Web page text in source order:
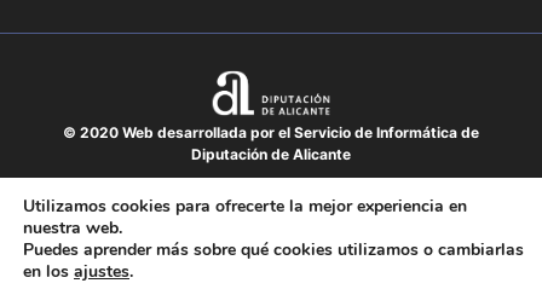
© 2020 Web desarrollada por el Servicio de Informática de
Diputación de Alicante
Aviso legal
Política de cookies
Utilizamos cookies para ofrecerte la mejor experiencia en
nuestra web.
Puedes aprender más sobre qué cookies utilizamos o cambiarlas
en los ajustes.